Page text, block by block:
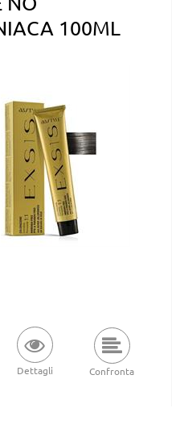
100ML
Dettagli Confronta